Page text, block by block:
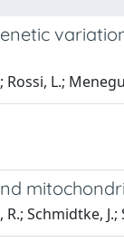
L.;
Schmidtke,